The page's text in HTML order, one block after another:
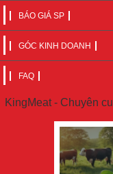
BÁO GIÁ SP
GÓC KINH DOANH
FAQ
KingMeat - Chuyên